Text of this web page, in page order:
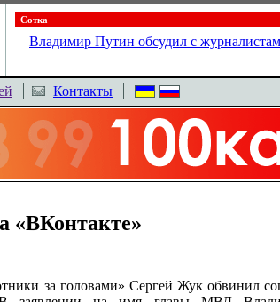
Сотка
Владимир Путин обсудил с
Контакты
«ВКонтакте»
за головами» Сергей Жук обвинил